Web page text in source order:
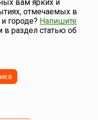
что длится эта
5 дней. На фестив...
вам ярких и
отмечаемых в
городе? Напишите
раздел статью об